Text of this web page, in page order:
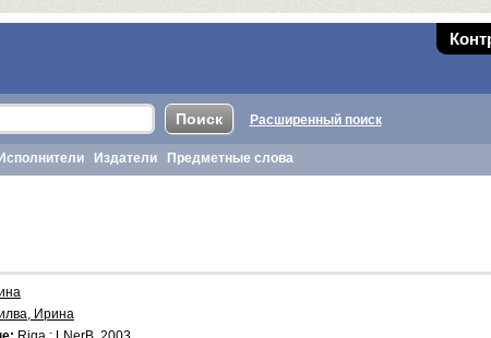
Расширенный поиск
Исполнители Издатели Предметные слова
Ирина